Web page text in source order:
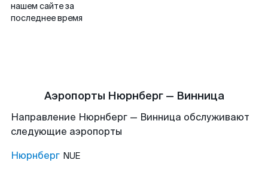
нашем сайте за
последнее время
Аэропорты Нюрнберг — Винница
Направление Нюрнберг — Винница обслуживают
следующие аэропорты
Нюрнберг NUE